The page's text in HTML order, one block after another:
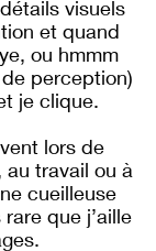
visuels
et quand
ou hmmm
perception)
je clique.
lors de
travail ou à
cueilleuse
que j’aille